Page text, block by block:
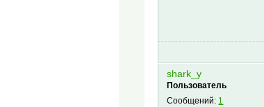
shark_y
Пользователь
Сообщений: 1